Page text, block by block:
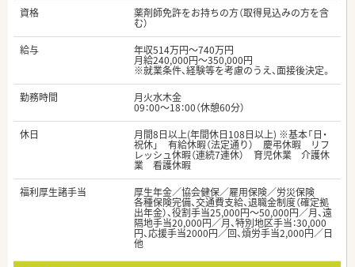
資格
薬剤師免許をお持ちの方（取得見込みの方を含
む）
給与
年収514万円～740万円
月給240,000円～350,000円
※就業条件、経験等を考慮のうえ、面接後決定。
勤務時間
月火水木金
09：00～18：00（休憩60分）
休日
月間8日以上(年間休日108日以上) ※基本「日・
祝休」 有給休暇（法定通り） 慶弔休暇 リフ
レッシュ休暇（連続7連休） 育児休業 介護休
業 看護休暇
福利厚生諸手当
厚生年金／協会健保／雇用保険／労災保険
各種保険完備、交通費支給、退職金制度（確定拠
出年金）、役割手当25,000円～50,000円／月、遠
隔地手当20,000円／月、特別地区手当：30,000
円、応援手当2000円／回、煩労手当2,000円／日
他